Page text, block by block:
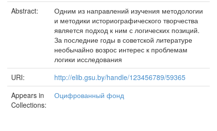
Abstract:
Одним из направлений изучения методологии
и методики историографического творчества
является подход к ним с логических позиций.
За последние годы в советской литературе
необычайно возрос интерес к проблемам
логики исследования
URI:
http://elib.gsu.by/handle/123456789/59365
Appears in
Collections:
Оцифрованный фонд